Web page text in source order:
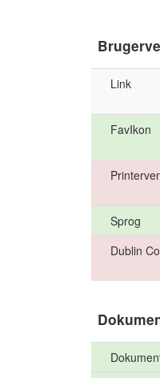
Link
FavIkon
Sprog
Dublin